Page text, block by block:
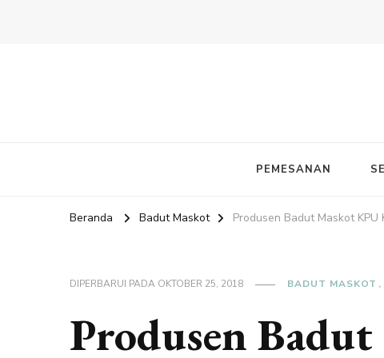
PEMESANAN
Beranda Badut Maskot Produsen Badut Maskot KPU
DIPERBARUI PADA OKTOBER 25, 2018 BADUT MASKOT
Produsen